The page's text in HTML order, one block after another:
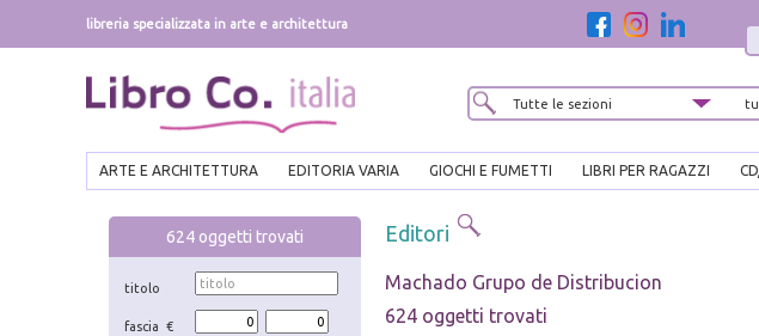
libreria specializzata in arte e architettura
ARTE E ARCHITETTURA EDITORIA VARIA GIOCHI E FUMETTI LIBRI PER RAGAZZI
624 oggetti trovati
titolo
fascia €
Editori
Machado Grupo de Distribucion
624 oggetti trovati